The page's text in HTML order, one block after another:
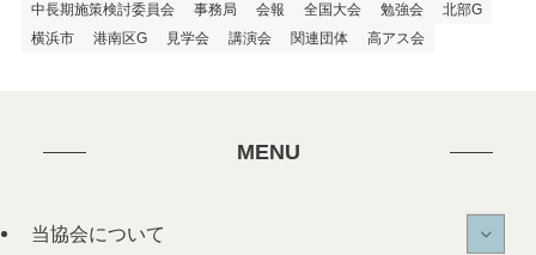
中長期施策検討委員会
事務局 会報 全国大会 勉強会
北部G
横浜市
港南区G 見学会 講演会 関連団体 高アス会
MENU
当協会について